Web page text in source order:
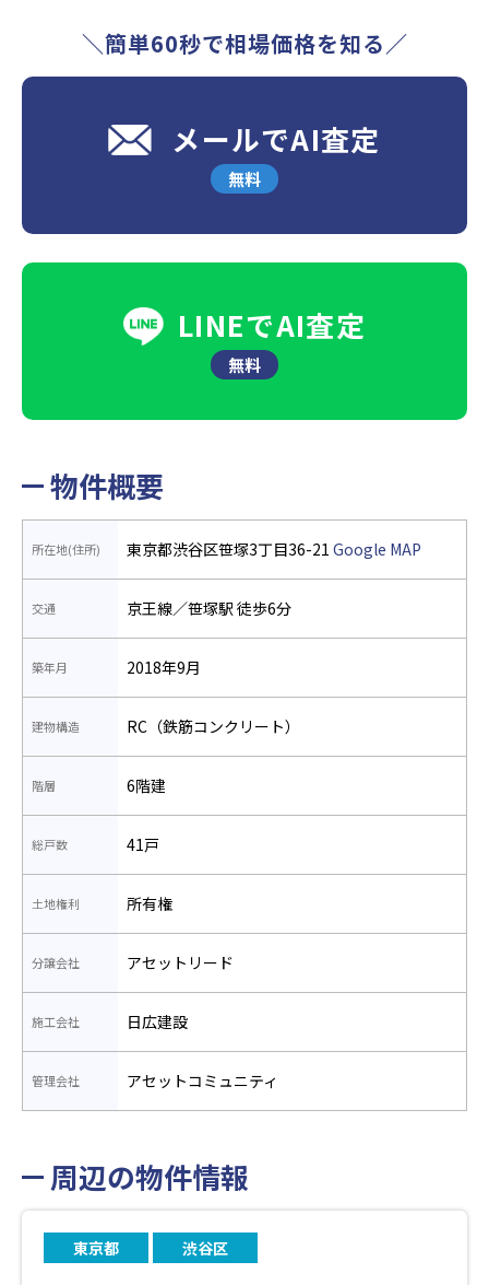
＼簡単60秒で相場価格を知る／
メールでAI査定
無料
LINEでAI査定
無料
物件概要
所在地(住所) 東京都渋谷区笹塚3丁目36-21 Google MAP
交通 京王線／笹塚駅 徒歩6分
築年月 2018年9月
建物構造 RC（鉄筋コンクリート）
階層 6階建
総戸数 41戸
土地権利 所有権
分譲会社 アセットリード
施工会社 日広建設
管理会社 アセットコミュニティ
周辺の物件情報
東京都 渋谷区